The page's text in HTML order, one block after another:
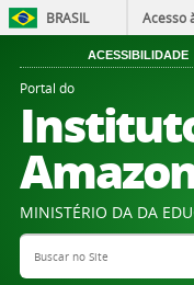
BRASIL Acesso
ACESSIBILIDADE
Portal do
MINISTÉRIO DA DA
Search Site